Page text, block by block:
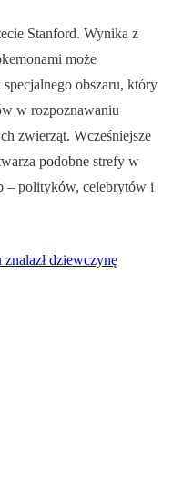
Stanford. Wynika z
może
obszaru, który
w rozpoznawaniu
zwierząt. Wcześniejsze
podobne strefy w
– polityków, celebrytów i
dziewczynę